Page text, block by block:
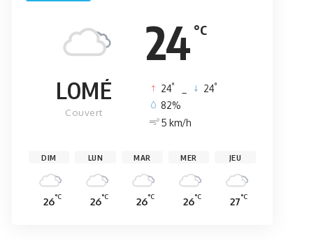
24 °C
LOMÉ
Couvert
24° 24°
82%
5 km/h
DIM
26°C
LUN
26°C
MAR
26°C
MER
26°C
JEU
27°C